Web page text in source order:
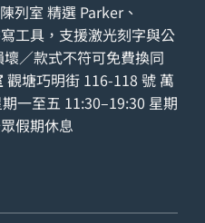
列室 精選 Parker、
工具，支援激光刻字與公
／款式不符可免費換同
觀塘巧明街 116-118 號 萬
一至五 11:30–19:30 星期
假期休息